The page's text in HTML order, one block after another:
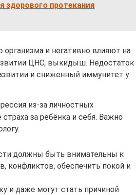
здорового протекания
и негативно влияют на
ЦНС, выкидыш. Недостаток
и сниженный иммунитет у
из-за личностных
за ребёнка и себя. Важно
должны быть внимательны к
конфликтов, обеспечить покой и
и даже могут стать причиной